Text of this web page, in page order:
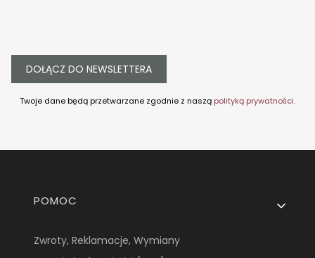
DOŁĄCZ DO NEWSLETTERA
Twoje dane będą przetwarzane zgodnie z naszą polityką prywatności.
Linki w stopce
POMOC
Zwroty, Reklamacje, Wymiany